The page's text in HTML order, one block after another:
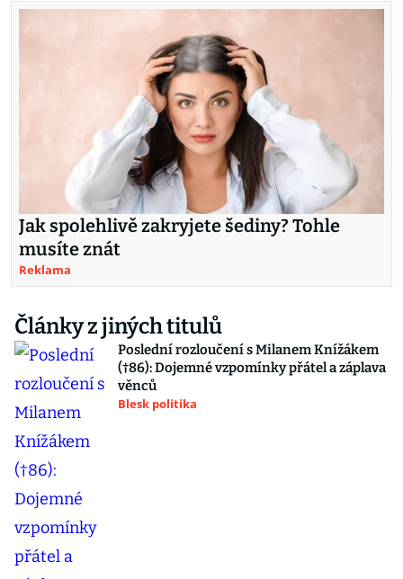
Jak spolehlivě zakryjete šediny? Tohle
musíte znát
Reklama
Články z jiných titulů
Poslední rozloučení s Milanem Knížákem
(†86): Dojemné vzpomínky přátel a záplava
věnců
Blesk politika